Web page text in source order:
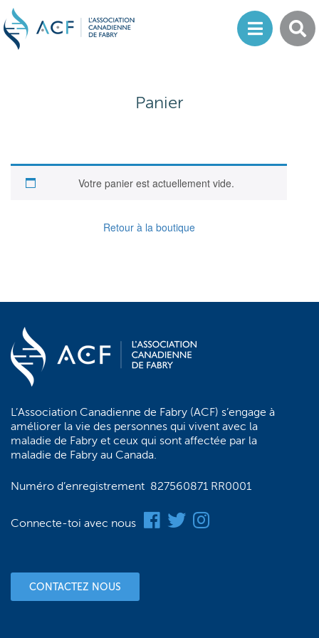
Panier
Votre panier est actuellement vide.
Retour à la boutique
L’Association Canadienne de Fabry (ACF) s’engage à
améliorer la vie des personnes qui vivent avec la
maladie de Fabry et ceux qui sont affectée par la
maladie de Fabry au Canada.
Numéro d’enregistrement 827560871 RR0001
Connecte-toi avec nous
CONTACTEZ NOUS